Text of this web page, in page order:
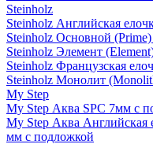
Steinholz
Steinholz Английская
Steinholz Основной
Steinholz Элемент
Steinholz Французская
Steinholz Монолит
My Step
My Step Аква SPC 7мм c
My Step Аква Английская
мм с подложкой